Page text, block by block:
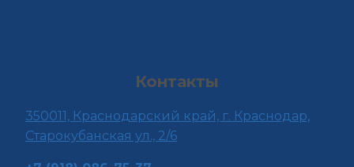
Контакты
350011, Краснодарский край, г. Краснодар,
Старокубанская ул., 2/6